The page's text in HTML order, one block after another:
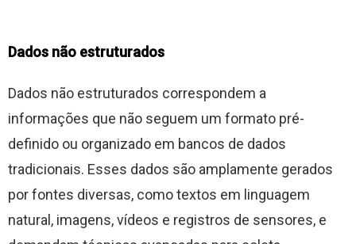
Dados não estruturados
Dados não estruturados correspondem a
informações que não seguem um formato pré-
definido ou organizado em bancos de dados
tradicionais. Esses dados são amplamente gerados
por fontes diversas, como textos em linguagem
natural, imagens, vídeos e registros de sensores, e